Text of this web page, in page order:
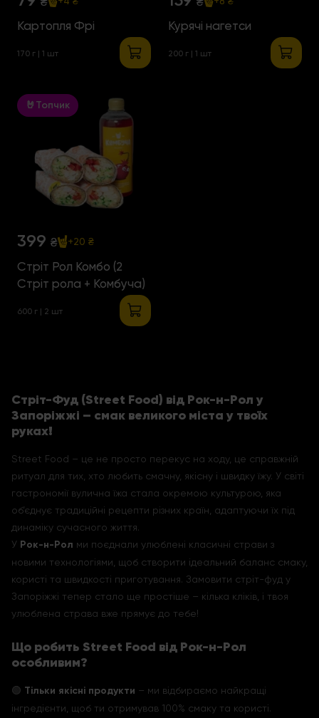
Картопля Фрі
170 г | 1 шт
Курячі нагетси
200 г | 1 шт
🤘Топчик
399 ₴ +20 ₴
Стріт Рол Комбо (2
Стріт рола + Комбуча)
600 г | 2 шт
Стріт-Фуд (Street Food) від Рок-н-Рол у
Запоріжжі – смак великого міста у твоїх
руках!
Street Food – це не просто перекус на ходу, це справжній
ритуал для тих, хто любить смачну, якісну і швидку їжу. У світі
гастрономії вулична їжа стала окремою культурою, яка
об’єднує традиційні рецепти різних країн, адаптуючи їх під
динаміку сучасного життя.
У Рок-н-Рол ми поєднали улюблені класичні страви з
новими технологіями, щоб створити ідеальний баланс смаку,
користі та швидкості приготування. Замовити стріт-фуд у
Запоріжжі тепер стало ще простіше – кілька кліків, і твоя
улюблена страва вже прямує до тебе!
Що робить Street Food від Рок-н-Рол
особливим?
🟢 Тільки якісні продукти – ми відбираємо найкращі
інгредієнти, щоб ти отримував 100% смаку та користі.